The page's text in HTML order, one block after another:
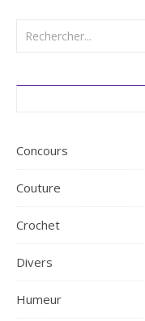
Concours
Couture
Crochet
Divers
Humeur